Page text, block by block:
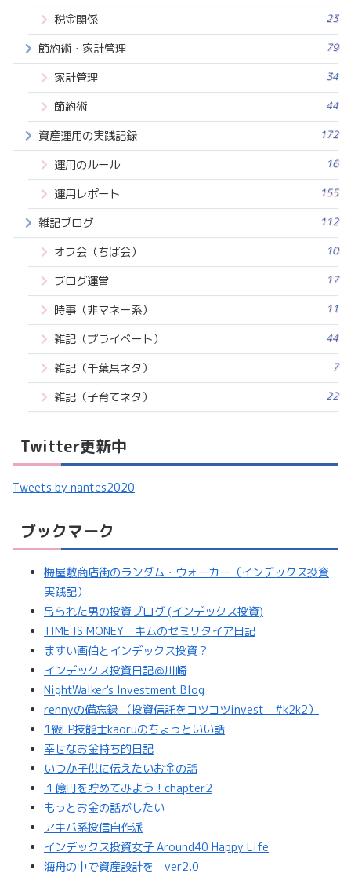
税金関係 23
節約術・家計管理 79
家計管理 34
節約術 44
資産運用の実践記録 172
運用のルール 16
運用レポート 155
雑記ブログ 112
オフ会（ちば会） 10
ブログ運営 17
時事（非マネー系） 11
雑記（プライベート） 44
雑記（千葉県ネタ） 7
雑記（子育てネタ） 22
Twitter更新中
Tweets by nantes2020
ブックマーク
梅屋敷商店街のランダム・ウォーカー（インデックス投資
実践記）
吊られた男の投資ブログ (インデックス投資)
TIME IS MONEY キムのセミリタイア日記
ますい画伯とインデックス投資？
インデックス投資日記＠川崎
NightWalker's Investment Blog
rennyの備忘録 （投資信託をコツコツinvest #k2k2）
1級FP技能士kaoruのちょっといい話
幸せなお金持ち的日記
いつか子供に伝えたいお金の話
１億円を貯めてみよう！chapter2
もっとお金の話がしたい
アキバ系投信自作派
インデックス投資女子 Around40 Happy Life
海舟の中で資産設計を ver2.0